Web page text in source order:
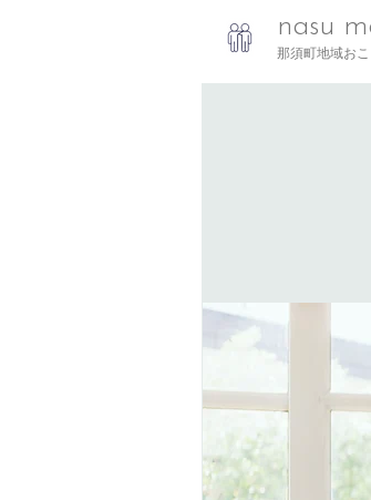
nasu
那須町地域おこ